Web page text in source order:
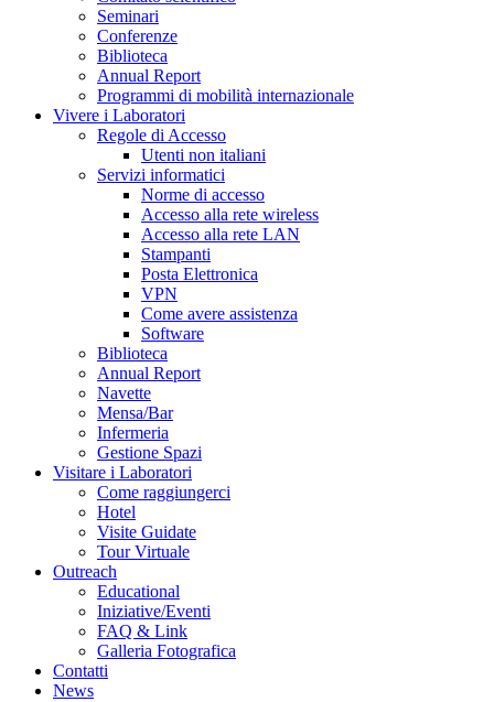
Seminari
Conferenze
Biblioteca
Annual Report
Programmi di mobilità internazionale
Vivere i Laboratori
Regole di Accesso
Utenti non italiani
Servizi informatici
Norme di accesso
Accesso alla rete wireless
Accesso alla rete LAN
Stampanti
Posta Elettronica
VPN
Come avere assistenza
Software
Biblioteca
Annual Report
Navette
Mensa/Bar
Infermeria
Gestione Spazi
Visitare i Laboratori
Come raggiungerci
Hotel
Visite Guidate
Tour Virtuale
Outreach
Educational
Iniziative/Eventi
FAQ & Link
Galleria Fotografica
Contatti
News